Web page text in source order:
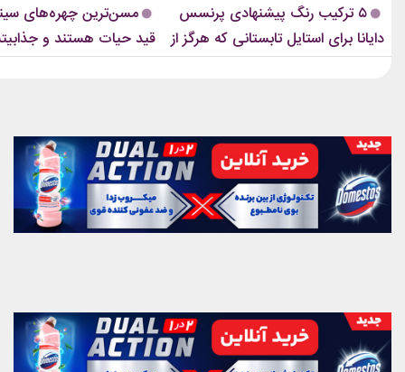
سال‌های جوانی محدود...
ابروهای بسیار نازک دهه ۱۹۹۰ و اوایل دهه...
۵ ترکیب رنگ پیشنهادی پرنسس
دایانا برای استایل تابستانی که هرگز از
مد نمی‌افتند
مسن‌ترین چهره‌های
قید حیات هستند و
هم باقیست!